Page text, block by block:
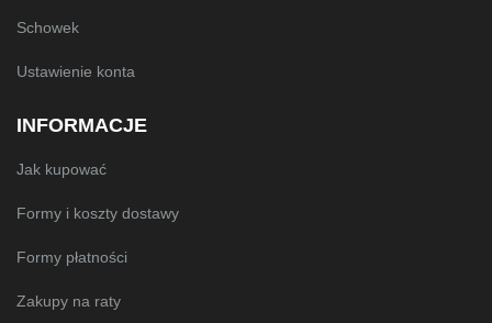
Schowek
Ustawienie konta
INFORMACJE
Jak kupować
Formy i koszty dostawy
Formy płatności
Zakupy na raty